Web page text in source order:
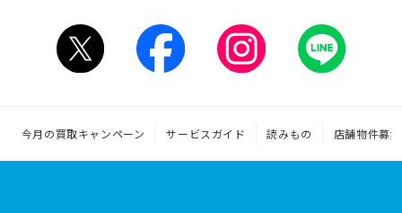
今月の買取キャンペーン サービスガイド 読みもの 店舗物件募集